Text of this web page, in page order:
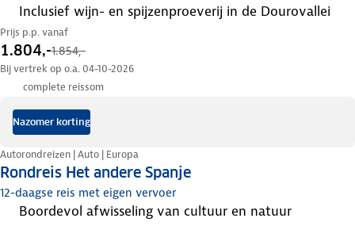
inclusief wijn- en spijzenproeverij in de Dourovallei
Prijs p.p. vanaf
1.804,-1.854,-
Bij vertrek op o.a. 04-10-2026
complete reissom
Nazomer korting
Rondreis Het andere Spanje
Autorondreizen | Auto | Europa
12-daagse reis met eigen vervoer
boordevol afwisseling van cultuur en natuur